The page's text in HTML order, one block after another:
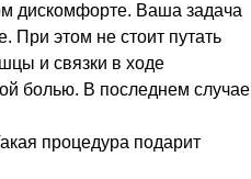
дискомфорте. Ваша задача
При этом не стоит путать
и связки в ходе
болью. В последнем случае
процедура подарит